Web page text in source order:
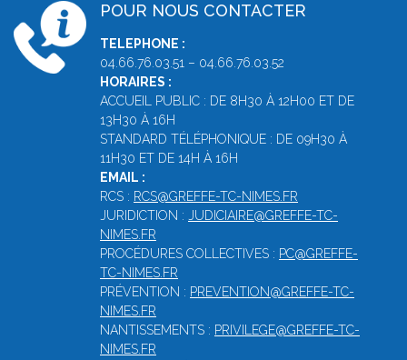
POUR NOUS CONTACTER
TELEPHONE :
04.66.76.03.51 – 04.66.76.03.52
HORAIRES :
ACCUEIL PUBLIC : DE 8H30 À 12H00 ET DE
13H30 À 16H
STANDARD TÉLÉPHONIQUE : DE 09H30 À
11H30 ET DE 14H À 16H
EMAIL :
RCS : RCS@GREFFE-TC-NIMES.FR
JURIDICTION : JUDICIAIRE@GREFFE-TC-
NIMES.FR
PROCÉDURES COLLECTIVES : PC@GREFFE-
TC-NIMES.FR
PRÉVENTION : PREVENTION@GREFFE-TC-
NIMES.FR
NANTISSEMENTS : PRIVILEGE@GREFFE-TC-
NIMES.FR